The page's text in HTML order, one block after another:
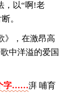
，以“啊!老
。
》，在激昂高
中洋溢的爱国
字……湃 哺育